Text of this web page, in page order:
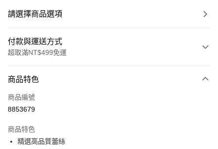
請選擇商品選項
付款與運送方式
超取滿NT$499免運
信用卡一次付款
超商取貨付款
Apple Pay
商品特色
商品編號
8853679
商品特色
精選高品質蕾絲